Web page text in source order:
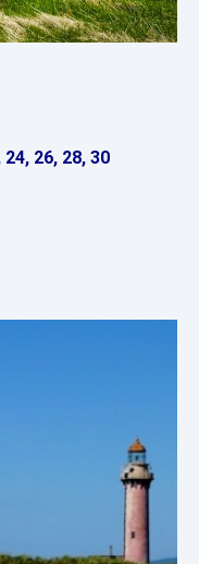
24, 26, 28, 30